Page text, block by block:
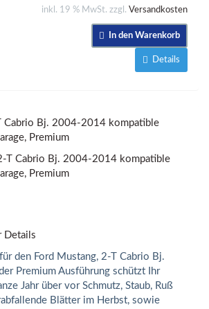
inkl. 19 % MwSt. zzgl. Versandkosten
In den Warenkorb
Details
Cabrio Bj. 2004-2014 kompatible
Premium
den Ford Mustang, 2-T Cabrio Bj.
Premium Ausführung schützt Ihr
Jahr über vor Schmutz, Staub, Ruß
Blätter im Herbst, sowie